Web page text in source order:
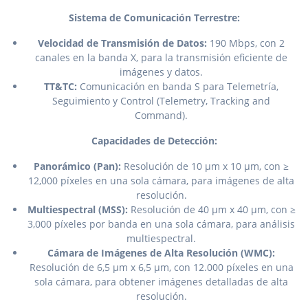
Sistema de Comunicación Terrestre:
Velocidad de Transmisión de Datos: 190 Mbps, con 2
canales en la banda X, para la transmisión eficiente de
imágenes y datos.
TT&TC: Comunicación en banda S para Telemetría,
Seguimiento y Control (Telemetry, Tracking and
Command).
Capacidades de Detección:
Panorámico (Pan): Resolución de 10 μm x 10 μm, con ≥
12,000 píxeles en una sola cámara, para imágenes de alta
resolución.
Multiespectral (MSS): Resolución de 40 μm x 40 μm, con ≥
3,000 píxeles por banda en una sola cámara, para análisis
multiespectral.
Cámara de Imágenes de Alta Resolución (WMC):
Resolución de 6,5 μm x 6,5 μm, con 12.000 píxeles en una
sola cámara, para obtener imágenes detalladas de alta
resolución.